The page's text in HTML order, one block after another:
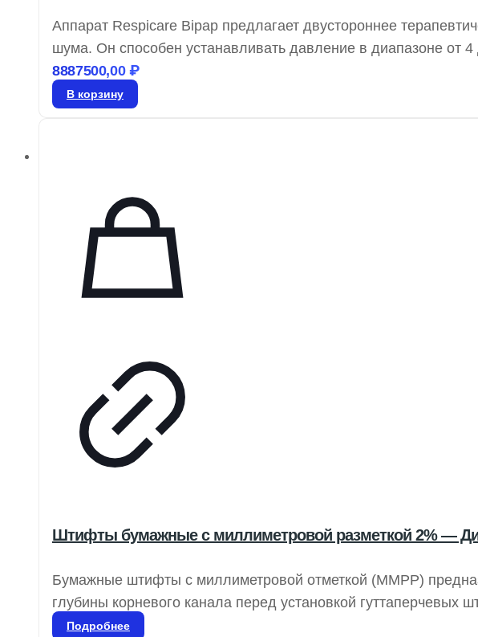
Аппарат Respicare Bipap предлагает двустороннее
шума. Он способен устанавливать давление в диапазоне от
выбором для тех, кто ищет бюджетный вариант BiPAP.
преимуществ, включая наличие увлажнителя и поддержку
8887500,00₽
В корзину
Штифты бумажные с миллиметровой разметкой 2% —
Бумажные штифты с миллиметровой отметкой (MMPP)
глубины корневого канала перед установкой
цветовую кодировку для обозначения размеров в
Подробнее